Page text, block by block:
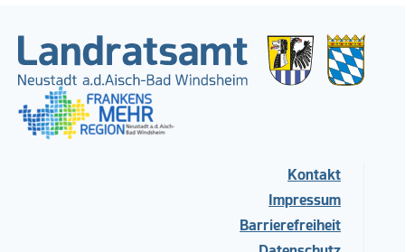
Kontakt
Impressum
Barrierefreiheit